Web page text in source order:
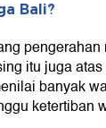
Bali?
pengerahan
itu juga
banyak
ketertiban